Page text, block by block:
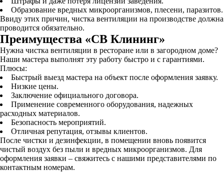
Образование вредных микроорганизмов, плесени, паразитов.
Ввиду этих причин, чистка вентиляции на производстве должна
проводится обязательно.
Преимущества «СВ Клининг»
Нужна чистка вентиляции в ресторане или в загородном доме?
Наши мастера выполнят эту работу быстро и с гарантиями.
Плюсы:
Быстрый выезд мастера на объект после оформления заявку.
Низкие цены.
Заключение официального договора.
Применение современного оборудования, надежных
расходных материалов.
Безопасность мероприятий.
Отличная репутация, отзывы клиентов.
После чистки и дезинфекции, в помещении вновь появится
чистый воздух без пыли и вредных микроорганизмов. Для
оформления заявки – свяжитесь с нашими представителями по
контактным номерам.